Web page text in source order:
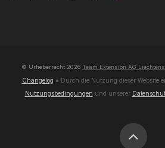
© Urheberrecht 2026 Team Extension AG
Changelog ● Durch die Nutzung dieser Website
Nutzungsbedingungen und unserer